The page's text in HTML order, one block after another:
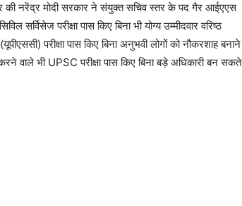
की नरेंद्र मोदी सरकार ने संयुक्त सचिव स्तर के पद गैर आईएएस
परीक्षा पास किए बिना भी योग्य उम्मीदवार वरिष्ठ
परीक्षा पास किए बिना अनुभवी लोगों को नौकरशाह बनाने
वाले भी UPSC परीक्षा पास किए बिना बड़े अधिकारी बन सकते